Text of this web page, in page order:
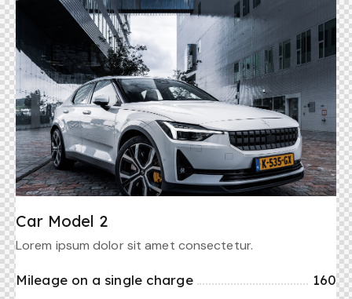
Car Model 2
Lorem ipsum dolor sit amet consectetur.
Mileage on a single charge
160